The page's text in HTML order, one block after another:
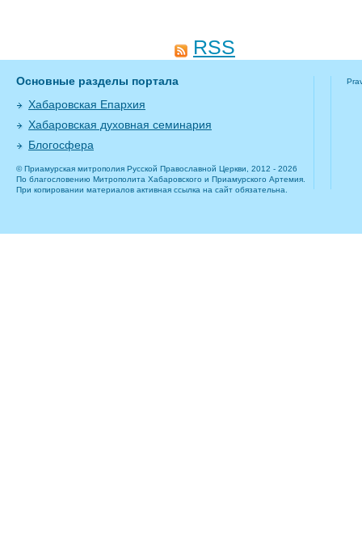
RSS
Основные разделы портала
Хабаровская Епархия
Хабаровская духовная семинария
Блогосфера
© Приамурская митрополия Русской Православной Церкви, 2012 - 2026
По благословению Митрополита Хабаровского и Приамурского Артемия.
При копировании материалов активная ссылка на сайт обязательна.